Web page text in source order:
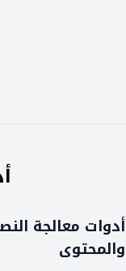
أدوات معالجة
والمحتوى